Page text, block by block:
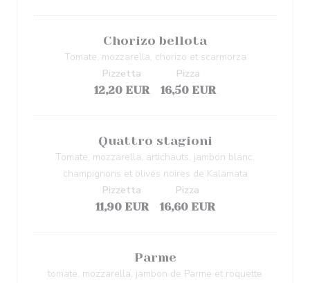
Chorizo bellota
Tomate, mozzarella, chorizo et scarmorza
12,20 EUR
Pizzetta
16,50 EUR
Pizza
Quattro stagioni
Tomate, mozzarella, artichauts, jambon blanc,
champignons et olives noires de Kalamata
11,90 EUR
Pizzetta
16,60 EUR
Pizza
Parme
tomate, mozzarella, jambon de Parme et roquette